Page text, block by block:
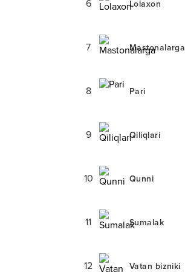
6 Lolaxon
7 Mastonalarga
8 Pari
9 Qiliqlari
10 Qunni
11 Sumalak
12 Vatan bizniki